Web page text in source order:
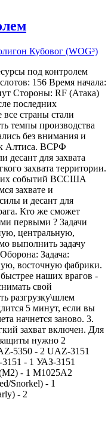
Кубовог (WOG³)
под контролем
156 Время начала:
Стороны: RF (Атака)
последних
страны стали
темпы производства
без внимания и
Алтиса. ВСРФ
десант для захвата
захвата территории.
событий ВССША
захвате и
и десант для
Кто же сможет
первыми ? Задачи
центральную,
выполнить задачу
Задача:
восточную фабрики.
наших врагов -
свой
разгрузку\шлем
5 минут, если вы
начнется заново. 3.
захват включен. Для
нужно 2
5350 - 2 UAZ-3151
- 1 УАЗ-3151
- 1 M1025A2
Snorkel) - 1
- 2